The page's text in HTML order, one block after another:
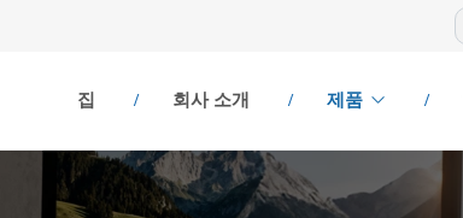
집 회사 소개 제품